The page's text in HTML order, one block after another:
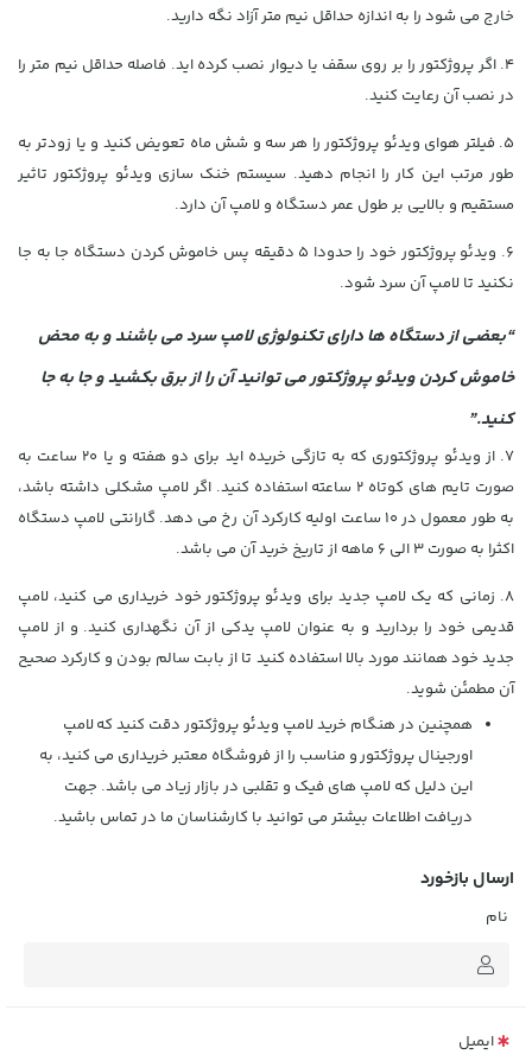
خارج می شود را به اندازه حداقل نیم متر آزاد نگه دارید.
4. اگر پروژکتور را بر روی سقف یا دیوار نصب کرده اید. فاصله حداقل نیم متر را
در نصب آن رعایت کنید.
5. فیلتر هوای ویدئو پروژکتور را هر سه و شش ماه تعویض کنید و یا زودتر به
طور مرتب این کار را انجام دهید. سیستم خنک سازی ویدئو پروژکتور تاثیر
مستقیم و بالایی بر طول عمر دستگاه و لامپ آن دارد.
6. ویدئو پروژکتور خود را حدودا 5 دقیقه پس خاموش کردن دستگاه جا به جا
نکنید تا لامپ آن سرد شود.
“بعضی از دستگاه ها دارای تکنولوژی لامپ سرد می باشند و به محض
خاموش کردن ویدئو پروژکتور می توانید آن را از برق بکشید و جا به جا
کنید.”
7. از ویدئو پروژکتوری که به تازگی خریده اید برای دو هفته و یا 20 ساعت به
صورت تایم های کوتاه 2 ساعته استفاده کنید. اگر لامپ مشکلی داشته باشد،
به طور معمول در 10 ساعت اولیه کارکرد آن رخ می دهد. گارانتی لامپ دستگاه
اکثرا به صورت 3 الی 6 ماهه از تاریخ خرید آن می باشد.
8. زمانی که یک لامپ جدید برای ویدئو پروژکتور خود خریداری می کنید، لامپ
قدیمی خود را بردارید و به عنوان لامپ یدکی از آن نگهداری کنید. و از لامپ
جدید خود همانند مورد بالا استفاده کنید تا از بابت سالم بودن و کارکرد صحیح
آن مطمئن شوید.
همچنین در هنگام خرید لامپ ویدئو پروژکتور دقت کنید که لامپ
اورجینال پروژکتورو مناسب را از فروشگاه معتبر خریداری می کنید، به
این دلیل که لامپ های فیک و تقلبی در بازار زیاد می باشد. جهت
دریافت اطلاعات بیشتر می توانید با کارشناسان ما در تماس باشید.
ارسال بازخورد
نام
ایمیل